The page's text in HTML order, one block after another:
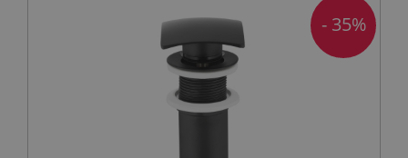
- 35%